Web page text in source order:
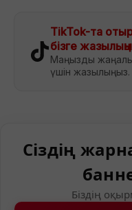
TikTok-та
бізге
Маңызды
үшін жазылыңыз.
Сіздің
Біздің